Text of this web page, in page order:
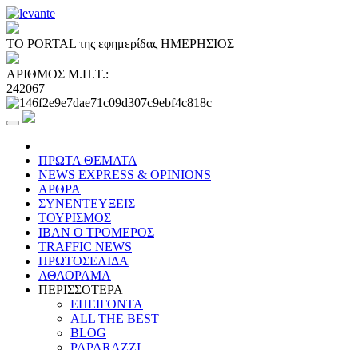
ΤΟ PORTAL της εφημερίδας ΗΜΕΡΗΣΙΟΣ
ΑΡΙΘΜΟΣ Μ.Η.Τ.:
242067
ΠΡΩΤΑ ΘΕΜΑΤΑ
NEWS EXPRESS & OPINIONS
ΑΡΘΡΑ
ΣΥΝΕΝΤΕΥΞΕΙΣ
ΤΟΥΡΙΣΜΟΣ
ΙΒΑΝ Ο ΤΡΟΜΕΡΟΣ
TRAFFIC NEWS
ΠΡΩΤΟΣΕΛΙΔΑ
ΑΘΛΟΡΑΜΑ
ΠΕΡΙΣΣΟΤΕΡΑ
ΕΠΕΙΓΟΝΤΑ
ALL THE BEST
BLOG
PAPARAZZI